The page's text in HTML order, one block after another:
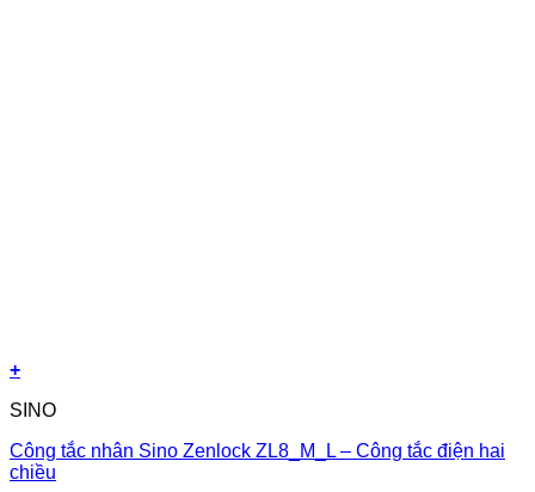
+
SINO
Công tắc nhân Sino Zenlock ZL8_M_L – Công tắc điện hai
chiều